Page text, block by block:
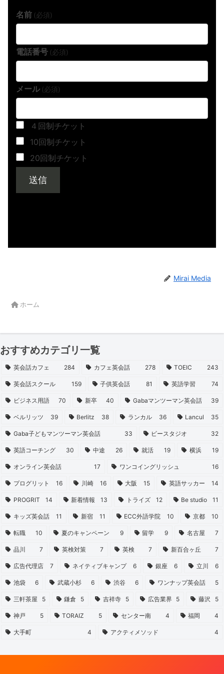
名前 (必須)
電話番号 (必須)
メール (必須)
４回制チケット
10回制チケット
20回制チケット
送信
Mirai Media
ホーム
おすすめカテゴリ一覧
英会話カフェ 284 カフェ英会話 278 TOEIC 243
英会話スクール 159 子供英会話 81 英語学習 74
ビジネス用語 70 新卒 40 Gabaマンツーマン英会話 39
ベルリッツ 39 Berlitz 38 ランカル 36 Lancul 35
Gaba子どもマンツーマン英会話 33 ビースタジオ 32
英語コーチング 30 中途 26 就活 19 横浜 19
オンライン英会話 17 ワンコイングリッシュ 16
プログリット 16 川崎 16 大阪 15 英語サッカー 14
PROGRIT 14 新着情報 13 トライズ 12 Be studio 11
キッズ英会話 11 新宿 11 ECC外語学院 10 京都 10
転職 10 夏のキャンペーン 9 留学 9 名古屋 7
品川 7 英検対策 7 英検 7 新百合ヶ丘 7
広告代理店 7 ネイティブキャンプ 6 銀座 6 立川 6
池袋 6 武蔵小杉 6 渋谷 6 ワンナップ英会話 5
三軒茶屋 5 鎌倉 5 吉祥寺 5 広告業界 5 藤沢 5
神戸 5 TORAIZ 5 センター南 4 福岡 4
大手町 4 アクティメソッド 4